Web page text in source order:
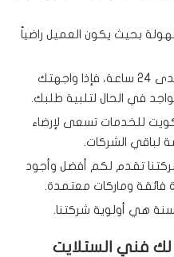
بحيث يكون العميل راضياً
التواجد للفريق يكون على مدى 24 ساعة، فإذا واجهتك
في الحال لتلبية طلبك.
للخدمات تسعى لإرضاء
لباقي الشركات.
تقدم لكم أفضل وأجود
فائقة وماركات معتمدة.
هي أولوية شركتنا.
فني الستلايت